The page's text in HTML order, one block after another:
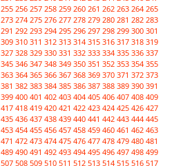
255 256 257 258 259 260 261 262 263 264 265
273 274 275 276 277 278 279 280 281 282 283
291 292 293 294 295 296 297 298 299 300 301
309 310 311 312 313 314 315 316 317 318 319
327 328 329 330 331 332 333 334 335 336 337
345 346 347 348 349 350 351 352 353 354 355
363 364 365 366 367 368 369 370 371 372 373
381 382 383 384 385 386 387 388 389 390 391
399 400 401 402 403 404 405 406 407 408 409
417 418 419 420 421 422 423 424 425 426 427
435 436 437 438 439 440 441 442 443 444 445
453 454 455 456 457 458 459 460 461 462 463
471 472 473 474 475 476 477 478 479 480 481
489 490 491 492 493 494 495 496 497 498 499
507 508 509 510 511 512 513 514 515 516 517